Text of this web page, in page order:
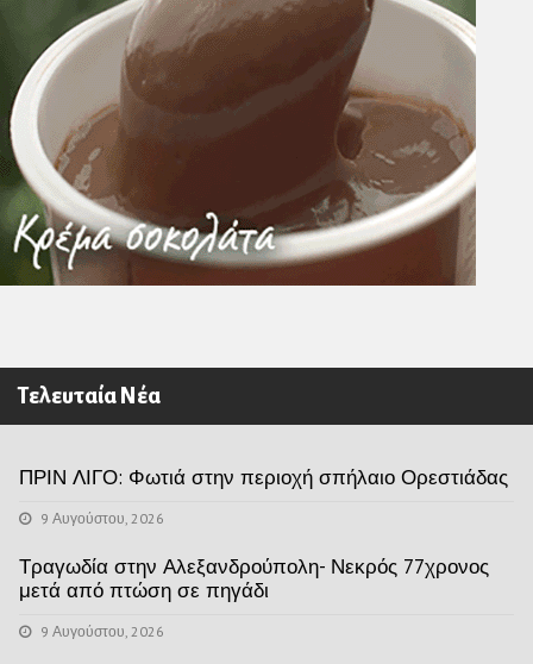
Τελευταία Νέα
ΠΡΙΝ ΛΙΓΟ: Φωτιά στην περιοχή σπήλαιο Ορεστιάδας
9 Αυγούστου, 2026
Τραγωδία στην Αλεξανδρούπολη- Νεκρός 77χρονος
μετά από πτώση σε πηγάδι
9 Αυγούστου, 2026